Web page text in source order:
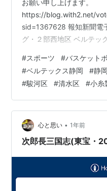
お願い申し上げます。
https://blog.with2.net/
sid=1367628 報知新聞電
グ・２部西地区 ベルテッ
2030年に参入を目指す
ケットボールがしたいが
不足に悩む 小学生チーム
ール部」
リーグ・１部東地区 アル
#スポーツ #バスケット
#ベルテックス静岡 #静
#駿河区 #清水区 #小糸
心と思い • 1年前
次郎長三国志(東宝・